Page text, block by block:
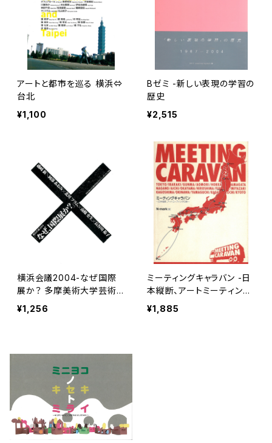
アートと都市を巡る 横浜⇔
台北
¥1,100
Bゼミ -新しい表現の学習の
歴史
¥2,515
横浜会議2004-なぜ国際
展か？ 多摩美術大学芸術
学科建畠ゼミ企画
¥1,256
ミーティングキャラバン -日
本縦断、アートミーティング
の旅
¥1,885